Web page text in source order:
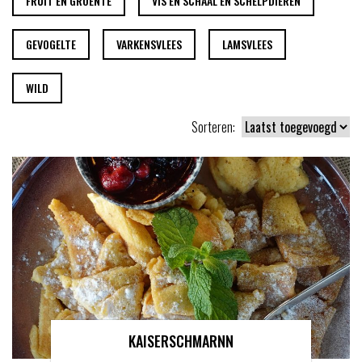
GEVOGELTE VARKENSVLEES LAMSVLEES
WILD
Sorteren:
KAISERSCHMARNN